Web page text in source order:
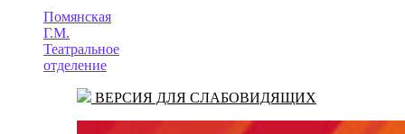
Помянская
Г.М.
Театральное
отделение
ВЕРСИЯ ДЛЯ СЛАБОВИДЯЩИХ